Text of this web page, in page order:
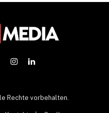
InstagramLinkedIn
Rechte vorbehalten.